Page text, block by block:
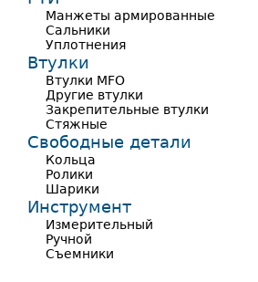
Манжеты армированные
Сальники
Уплотнения
Втулки
Втулки MFO
Другие втулки
Закрепительные втулки
Стяжные
Свободные детали
Кольца
Ролики
Шарики
Инструмент
Измерительный
Ручной
Съемники